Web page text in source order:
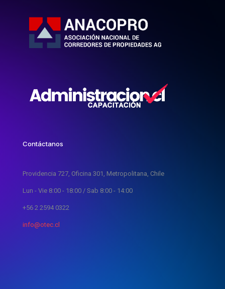
Contáctanos
Providencia 727, Oficina 301, Metropolitana, Chile
Lun - Vie 8:00 - 18:00 / Sab 8:00 - 14:00
+56 2 2594 0322
info@otec.cl